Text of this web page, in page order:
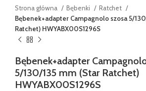
Strona główna Bębenki
Ratchet
Bębenek+adapter Campagnolo szosa 5/
Ratchet) HWYABX00S1296S
Bębenek+adapter
5/130/135 mm (Star Ratchet)
HWYABX00S1296S